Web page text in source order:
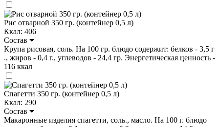
Рис отварной 350 гр. (контейнер 0,5 л)
Ккал: 406
Состав
Крупа рисовая, соль. На 100 гр. блюдо содержит: белков - 3,5 г
., жиров - 0,4 г., углеводов - 24,4 гр. Энергетическая ценность -
116 ккал
Спагетти 350 гр. (контейнер 0,5 л)
Ккал: 290
Состав
Макаронные изделия спагетти, соль., масло. На 100 г. блюдо